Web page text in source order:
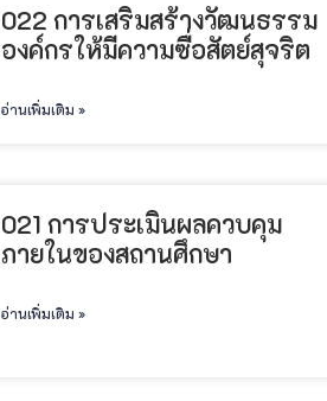
022 การเสริมสร้างวัฒนธรรม
องค์กรให้มีความซื่อสัตย์สุจริต
อ่านเพิ่มเติม »
021 การประเมินผลควบคุม
ภายในของสถานศึกษา
อ่านเพิ่มเติม »